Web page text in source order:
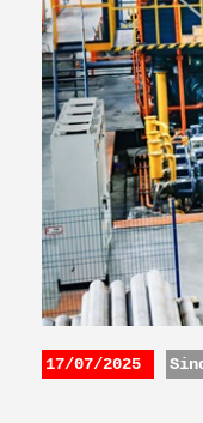
17/07/2025